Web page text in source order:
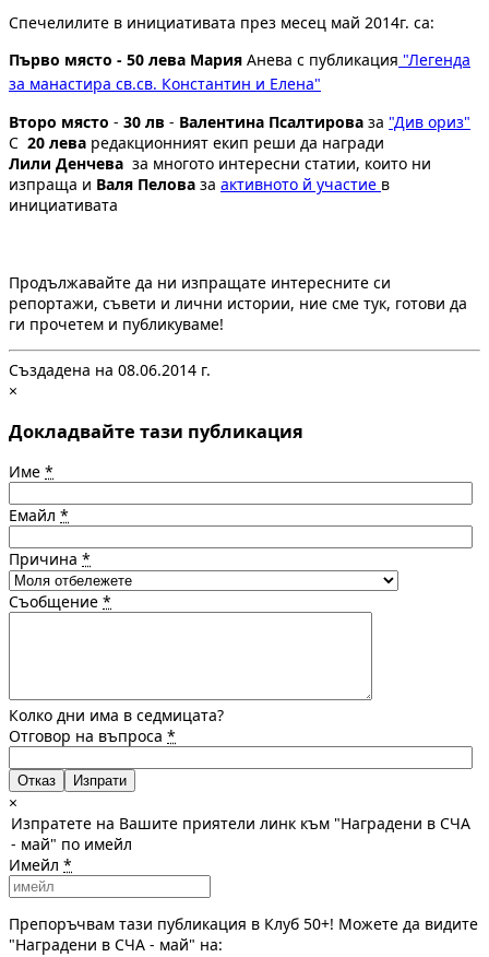
Спечелилите в инициативата през месец май 2014г. са:
Първо място - 50 лева Мария Анева с публикация "Легенда
за манастира св.св. Константин и Елена"
Второ място - 30 лв - Валентина Псалтирова за "Див ориз"
С 20 лева редакционният екип реши да награди
Лили Денчева за многото интересни статии, които ни
изпраща и Валя Пелова за активното й участие в
инициативата
Продължавайте да ни изпращате интересните си
репортажи, съвети и лични истории, ние сме тук, готови да
ги прочетем и публикуваме!
Създадена на 08.06.2014 г.
×
Докладвайте тази публикация
Име *
Емайл *
Причина *
Съобщение *
Колко дни има в седмицата?
Отговор на въпроса *
Отказ
×
Изпратете на Вашите приятели линк към "Наградени в СЧА
- май" по имейл
Имейл *
Препоръчвам тази публикация в Клуб 50+! Можете да видите
"Наградени в СЧА - май" на: